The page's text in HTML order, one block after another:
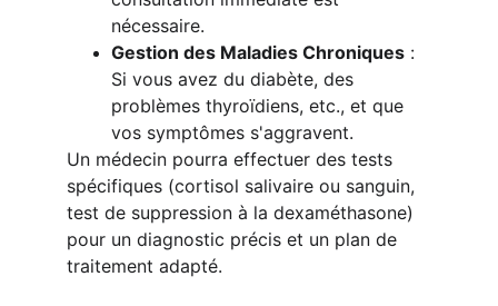
nécessaire.
Gestion des Maladies Chroniques :
Si vous avez du diabète, des
problèmes thyroïdiens, etc., et que
vos symptômes s'aggravent.
Un médecin pourra effectuer des tests
spécifiques (cortisol salivaire ou sanguin,
test de suppression à la dexaméthasone)
pour un diagnostic précis et un plan de
traitement adapté.